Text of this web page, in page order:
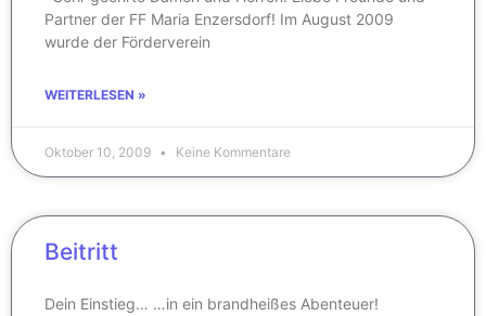
Partner der FF Maria Enzersdorf! Im August 2009
wurde der Förderverein
WEITERLESEN »
Oktober 10, 2009 Keine Kommentare
Beitritt
Dein Einstieg… …in ein brandheißes Abenteuer!